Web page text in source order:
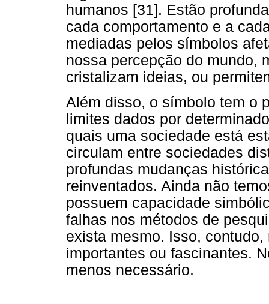
humanos [31]. Estão
cada comportamento e a
mediadas pelos símbolos
nossa percepção do mundo,
cristalizam ideias, ou
Além disso, o símbolo tem o
limites dados por
quais uma sociedade está
circulam entre sociedades
profundas mudanças
reinventados. Ainda não
possuem capacidade
falhas nos métodos de
exista mesmo. Isso,
importantes ou fascinantes.
menos necessário.